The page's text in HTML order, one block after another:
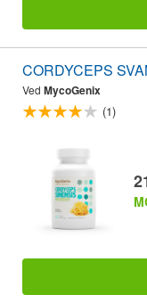
CORDYCEPS
Ved MycoGenix
(1)